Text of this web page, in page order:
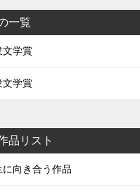
一覧
文学賞
文学賞
品リスト
向き合う作品